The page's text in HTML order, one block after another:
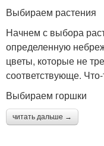
Выбираем растения
Начнем с выбора
определенную
цветы, которые не
соответствующе.
Выбираем горшки
читать дальше →